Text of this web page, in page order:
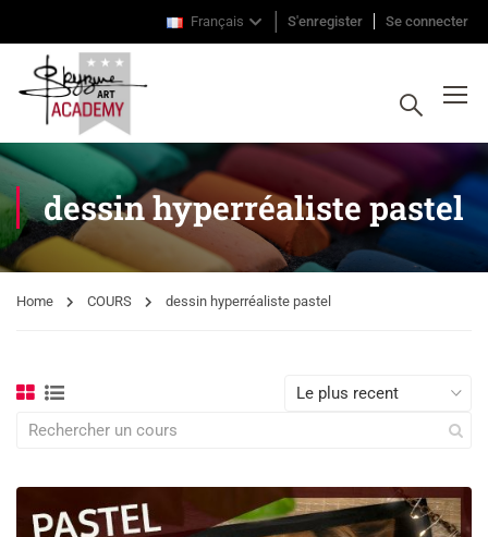
Français S'enregister Se connecter
dessin hyperréaliste pastel
Home COURS dessin hyperréaliste pastel